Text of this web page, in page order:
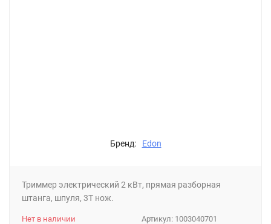
Бренд: Edon
Триммер электрический 2 кВт, прямая разборная
штанга, шпуля, 3Т нож.
Артикул: 1003040701
Нет в наличии